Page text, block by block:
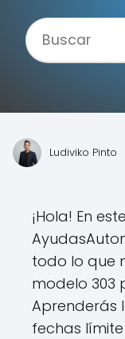
Ludiviko Pinto
¡Hola! En
todo lo que
modelo 303
Aprenderás
fechas